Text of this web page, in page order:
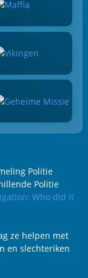
Politie
Politie
Who did it
ze helpen met
en slechteriken